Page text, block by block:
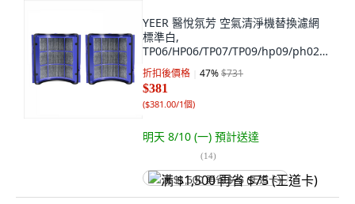
YEER 醫悅氛芳 空氣清淨機替換濾網
標準白,
TP06/HP06/TP07/TP09/hp09/ph02/p
h04, 1個
折扣後價格 47%$731
$381
($381.00/1個)
明天 8/10 (一) 預計送達
(14)
满 $1,500 再省 $75 (王道卡)